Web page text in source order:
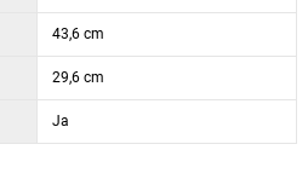
43,6 cm
29,6 cm
Ja